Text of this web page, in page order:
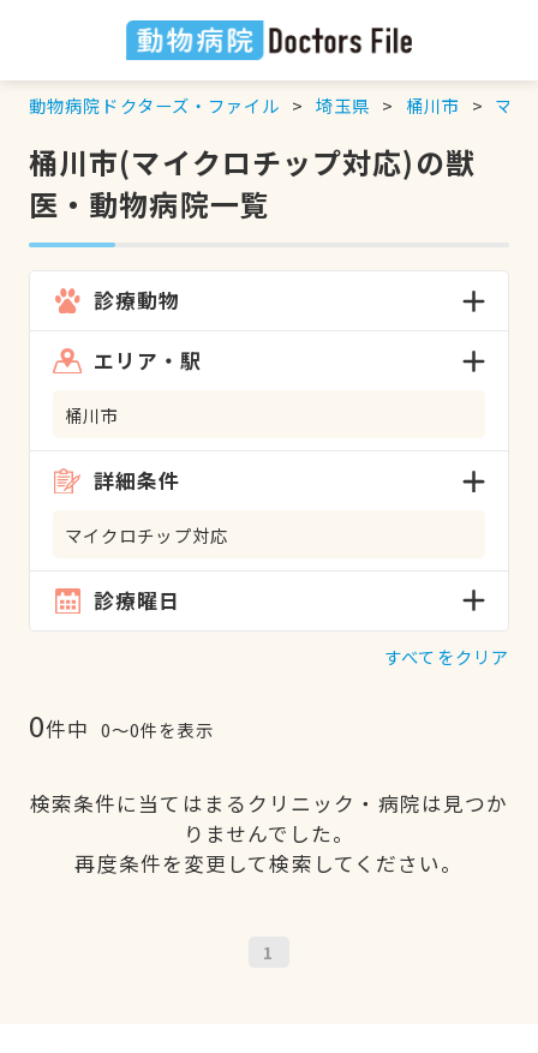
動物病院ドクターズ・ファイル 埼玉県 桶川市 マイ
桶川市(マイクロチップ対応)の獣
医・動物病院一覧
診療動物
エリア・駅
桶川市
詳細条件
マイクロチップ対応
診療曜日
すべてをクリア
0件中 0〜0件を表示
検索条件に当てはまるクリニック・病院は見つか
りませんでした。
再度条件を変更して検索してください。
1